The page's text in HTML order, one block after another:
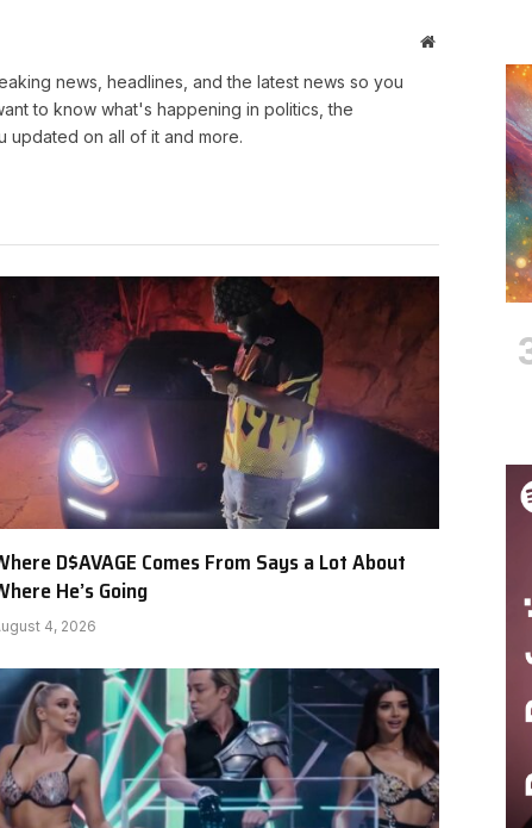
Website
news, headlines, and the latest news so you
to know what's happening in politics, the
updated on all of it and more.
D$AVAGE Comes From Says a Lot About
He’s Going
4, 2026